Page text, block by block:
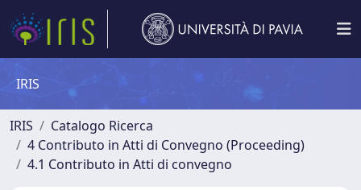
IRIS
IRIS
Catalogo Ricerca
4 Contributo in Atti di Convegno (Proceeding)
4.1 Contributo in Atti di convegno